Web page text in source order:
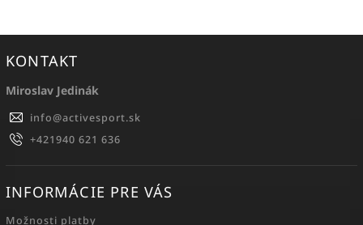
KONTAKT
Miroslav Jedinák
info@activesport.sk
+421940 621 636
INFORMÁCIE PRE VÁS
Možnosti platby